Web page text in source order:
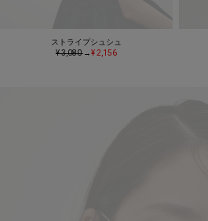
ストライプシュシュ
¥ 3,080→¥ 2,156